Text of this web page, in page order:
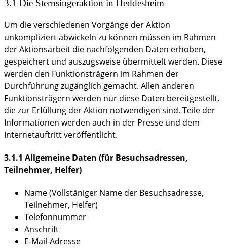
3.1 Die Sternsingeraktion in Heddesheim
Um die verschiedenen Vorgänge der Aktion
unkompliziert abwickeln zu können müssen im Rahmen
der Aktionsarbeit die nachfolgenden Daten erhoben,
gespeichert und auszugsweise übermittelt werden. Diese
werden den Funktionsträgern im Rahmen der
Durchführung zugänglich gemacht. Allen anderen
Funktionsträgern werden nur diese Daten bereitgestellt,
die zur Erfüllung der Aktion notwendigen sind. Teile der
Informationen werden auch in der Presse und dem
Internetauftritt veröffentlicht.
3.1.1 Allgemeine Daten (für Besuchsadressen,
Teilnehmer, Helfer)
Name (Vollstäniger Name der Besuchsadresse,
Teilnehmer, Helfer)
Telefonnummer
Anschrift
E-Mail-Adresse